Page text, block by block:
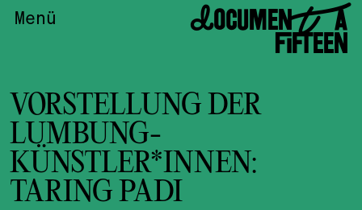
Menü DOCUMENTA
FIFTEEN
VORSTELLUNG DER
LUMBUNG-
KÜNSTLER*INNEN:
TARING PADI